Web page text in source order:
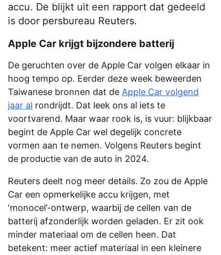
accu. De blijkt uit een rapport dat gedeeld
is door persbureau Reuters.
Apple Car krijgt bijzondere batterij
De geruchten over de Apple Car volgen elkaar in
hoog tempo op. Eerder deze week beweerden
Taiwanese bronnen dat de Apple Car volgend
jaar al rondrijdt. Dat leek ons al iets te
voortvarend. Maar waar rook is, is vuur: blijkbaar
begint de Apple Car wel degelijk concrete
vormen aan te nemen. Volgens Reuters begint
de productie van de auto in 2024.
Reuters deelt nog meer details. Zo zou de Apple
Car een opmerkelijke accu krijgen, met
‘monocel’-ontwerp, waarbij de cellen van de
batterij afzonderlijk worden geladen. Er zit ook
minder materiaal om de cellen heen. Dat
betekent: meer actief materiaal in een kleinere